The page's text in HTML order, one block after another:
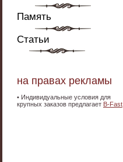
Память
Статьи
на правах рекламы
• Индивидуальные условия для
крупных заказов предлагает B-Fast